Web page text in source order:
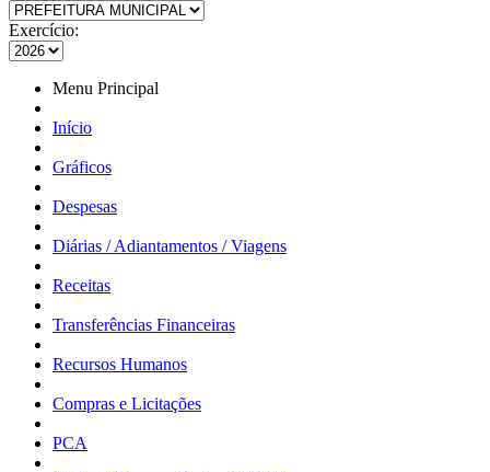
Exercício:
Menu Principal
Início
Gráficos
Despesas
Diárias / Adiantamentos / Viagens
Receitas
Transferências Financeiras
Recursos Humanos
Compras e Licitações
PCA